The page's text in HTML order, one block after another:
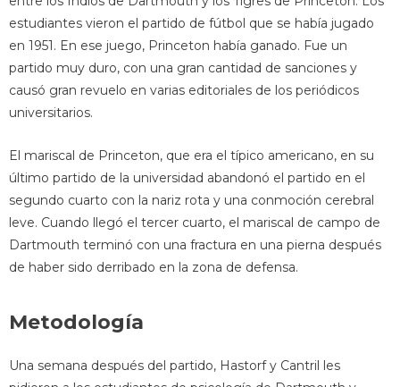
estudiantes vieron el partido de fútbol que se había jugado
en 1951. En ese juego, Princeton había ganado. Fue un
partido muy duro, con una gran cantidad de sanciones y
causó gran revuelo en varias editoriales de los periódicos
universitarios.
El mariscal de Princeton, que era el típico americano, en su
último partido de la universidad abandonó el partido en el
segundo cuarto con la nariz rota y una conmoción cerebral
leve. Cuando llegó el tercer cuarto, el mariscal de campo de
Dartmouth terminó con una fractura en una pierna después
de haber sido derribado en la zona de defensa.
Metodología
Una semana después del partido, Hastorf y Cantril les